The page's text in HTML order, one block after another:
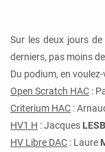
Sur les deux jours
derniers, pas moins
Du podium, en
Open Scratch HAC :
Criterium HAC :
HV1 H : Jacques
HV Libre DAC : Laure